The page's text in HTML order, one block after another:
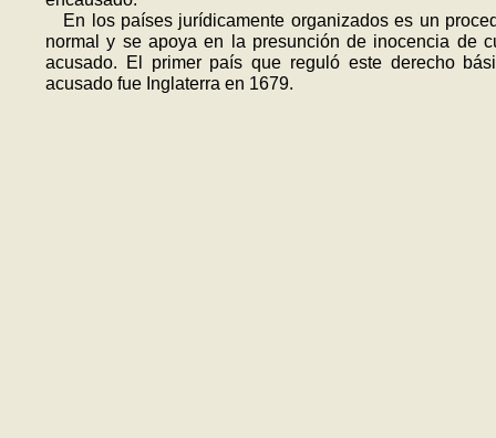
En los países jurídicamente organiza­dos es un
normal y se apoya en la presun­ción de inocencia de
acusado. El primer país que reguló este derecho
acusado fue Inglaterra en 1679.